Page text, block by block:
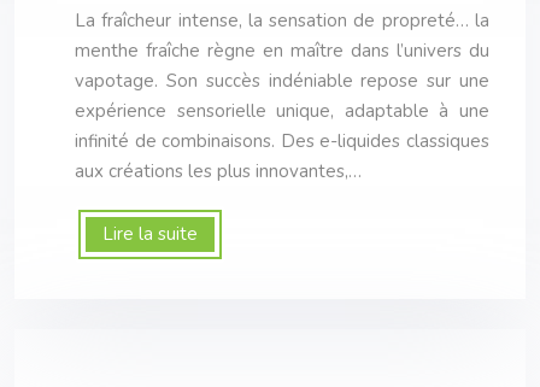
La fraîcheur intense, la sensation de propreté… la
menthe fraîche règne en maître dans l’univers du
vapotage. Son succès indéniable repose sur une
expérience sensorielle unique, adaptable à une
infinité de combinaisons. Des e-liquides classiques
aux créations les plus innovantes,…
Lire la suite